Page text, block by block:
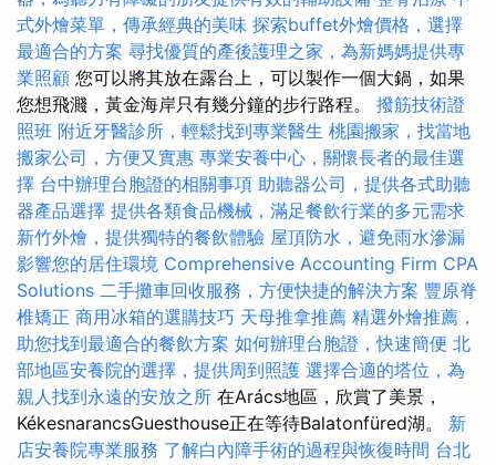
式外燴菜單，傳承經典的美味 探索buffet外燴價格，選擇
最適合的方案 尋找優質的產後護理之家，為新媽媽提供專
業照顧 您可以將其放在露台上，可以製作一個大鍋，如果
您想飛濺，黃金海岸只有幾分鐘的步行路程。 撥筋技術證
照班 附近牙醫診所，輕鬆找到專業醫生 桃園搬家，找當地
搬家公司，方便又實惠 專業安養中心，關懷長者的最佳選
擇 台中辦理台胞證的相關事項 助聽器公司，提供各式助聽
器產品選擇 提供各類食品機械，滿足餐飲行業的多元需求
新竹外燴，提供獨特的餐飲體驗 屋頂防水，避免雨水滲漏
影響您的居住環境 Comprehensive Accounting Firm CPA
Solutions 二手攤車回收服務，方便快捷的解決方案 豐原脊
椎矯正 商用冰箱的選購技巧 天母推拿推薦 精選外燴推薦，
助您找到最適合的餐飲方案 如何辦理台胞證，快速簡便 北
部地區安養院的選擇，提供周到照護 選擇合適的塔位，為
親人找到永遠的安放之所 在Arács地區，欣賞了美景，
KékesnarancsGuesthouse正在等待Balatonfüred湖。 新
店安養院專業服務 了解白內障手術的過程與恢復時間 台北